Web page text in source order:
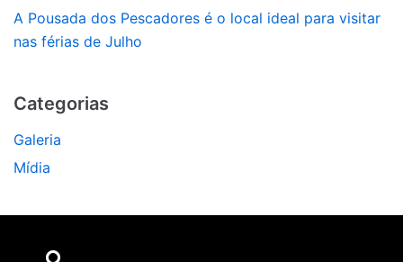
A Pousada dos Pescadores é o local ideal para visitar
nas férias de Julho
Categorias
Galeria
Mídia